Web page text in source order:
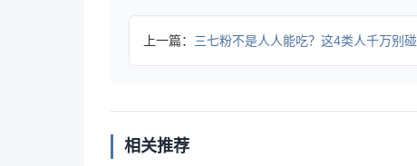
上一篇： 三七粉不是人人能吃？这4类人千万别碰
相关推荐